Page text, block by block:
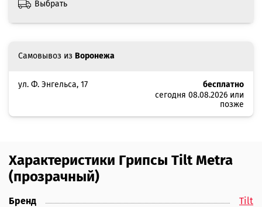
Самовывоз из Воронежа
ул. Ф. Энгельса, 17
бесплатно
сегодня 08.08.2026 или
позже
Выбрать
Характеристики Грипсы Tilt Metra
(прозрачный)
Бренд Tilt